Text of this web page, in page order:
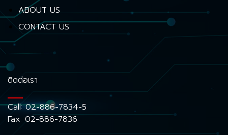
ABOUT US
CONTACT US
ติดต่อเรา
Call:02-886-7834-5
Fax: 02-886-7836